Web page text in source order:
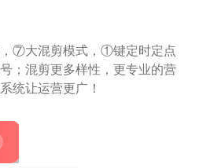
⑦大混剪模式，①键定时定点
；混剪更多样性，更专业的营
统让运营更广！